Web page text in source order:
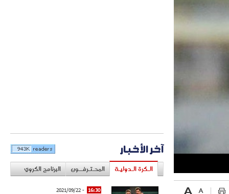
آخر الأخبار
الـكرة الـدوليـة المحـتـرفــون البرنامج الكروي
16:30
- 2021/09/22